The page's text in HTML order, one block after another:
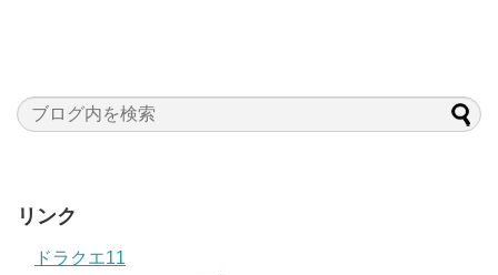
リンク
ドラクエ11